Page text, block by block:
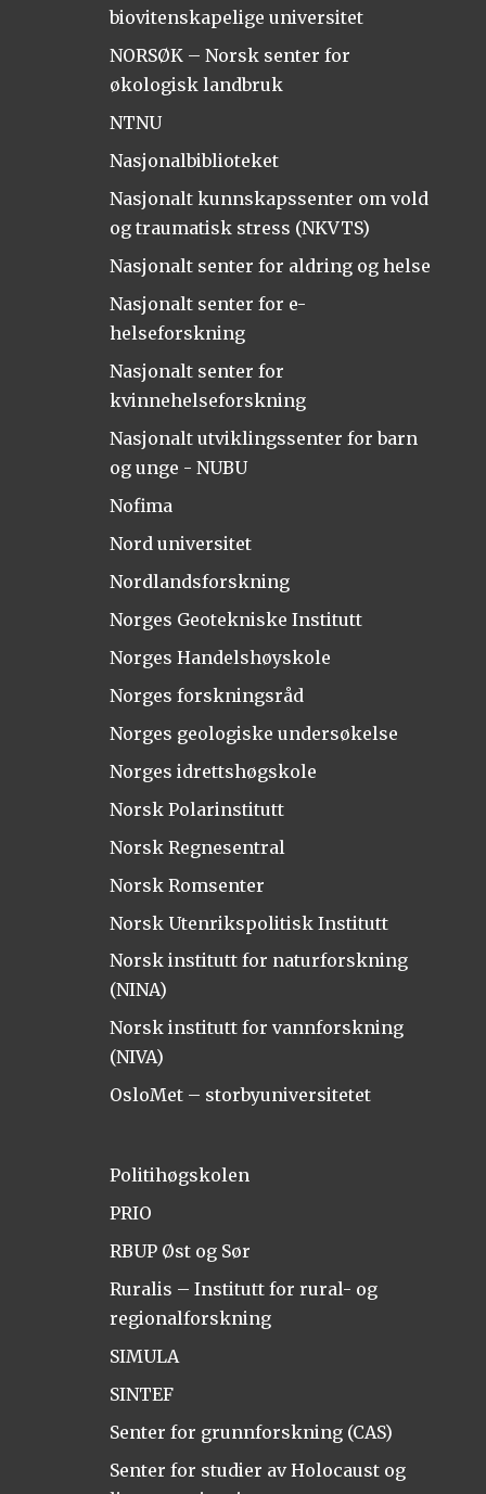
biovitenskapelige universitet
NORSØK – Norsk senter for
økologisk landbruk
NTNU
Nasjonalbiblioteket
Nasjonalt kunnskapssenter om vold
og traumatisk stress (NKVTS)
Nasjonalt senter for aldring og helse
Nasjonalt senter for e-
helseforskning
Nasjonalt senter for
kvinnehelseforskning
Nasjonalt utviklingssenter for barn
og unge - NUBU
Nofima
Nord universitet
Nordlandsforskning
Norges Geotekniske Institutt
Norges Handelshøyskole
Norges forskningsråd
Norges geologiske undersøkelse
Norges idrettshøgskole
Norsk Polarinstitutt
Norsk Regnesentral
Norsk Romsenter
Norsk Utenrikspolitisk Institutt
Norsk institutt for naturforskning
(NINA)
Norsk institutt for vannforskning
(NIVA)
OsloMet – storbyuniversitetet
Politihøgskolen
PRIO
RBUP Øst og Sør
Ruralis – Institutt for rural- og
regionalforskning
SIMULA
SINTEF
Senter for grunnforskning (CAS)
Senter for studier av Holocaust og